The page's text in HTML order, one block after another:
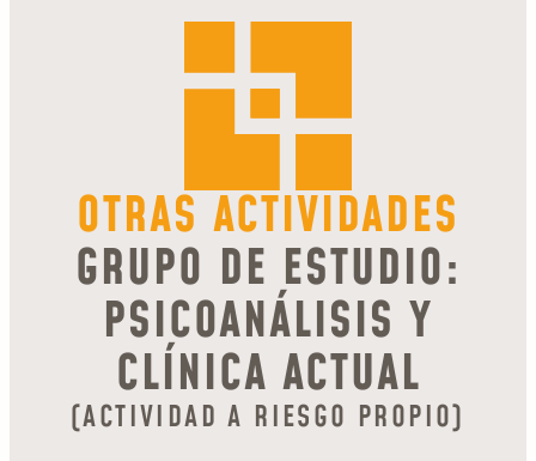
OTRAS ACTIVIDADES
GRUPO DE ESTUDIO:
PSICOANÁLISIS Y
CLÍNICA ACTUAL
(ACTIVIDAD A RIESGO PROPIO)